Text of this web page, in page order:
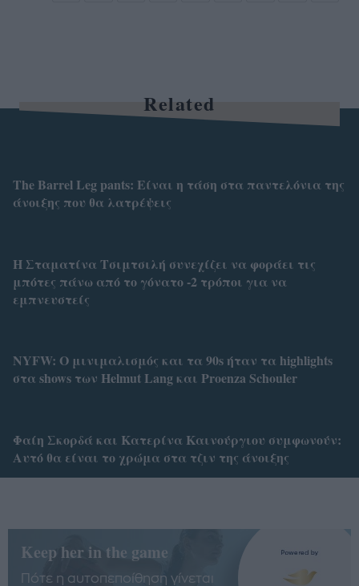
Related
The Barrel Leg pants: Είναι η τάση στα παντελόνια της
άνοιξης που θα λατρέψεις
Η Σταματίνα Τσιμτσιλή συνεχίζει να φοράει τις
μπότες πάνω από το γόνατο -2 τρόποι για να
εμπνευστείς
NYFW: Ο μινιμαλισμός και τα 90s ήταν τα highlights
στα shows των Helmut Lang και Proenza Schouler
Φαίη Σκορδά και Κατερίνα Καινούργιου συμφωνούν:
Αυτό θα είναι το χρώμα στα τζιν της άνοιξης
Keep her in the game
Πότε η αυτοπεποίθηση γίνεται